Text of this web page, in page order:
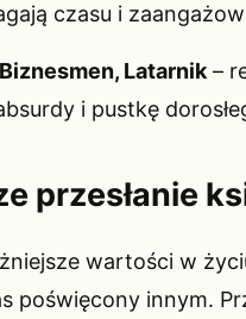
czasu i
Latarnik –
i pustkę
przesłanie
wartości w
poświęcony innym.